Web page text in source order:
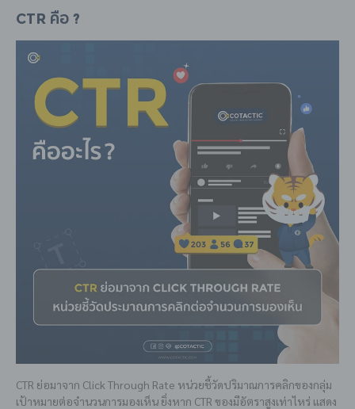
CTR คือ ?
CTR ย่อมาจาก Click Through Rate หน่วยชี้วัดปริมาณการคลิกของกลุ่ม
เป้าหมายต่อจำนวนการมองเห็น ยิ่งหาก CTR ของมีอัตราสูงเท่าไหร่ แสดง